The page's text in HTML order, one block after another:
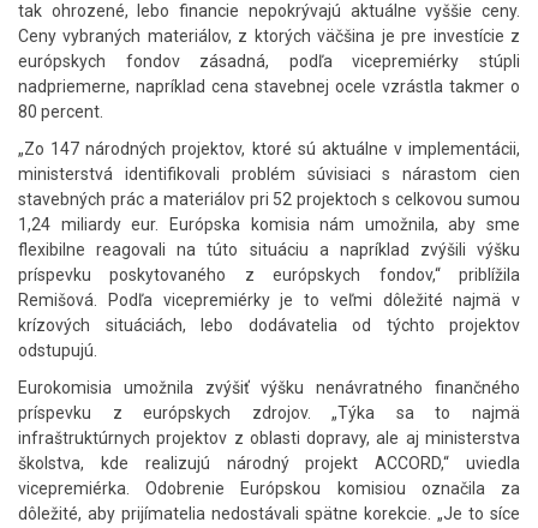
tak ohrozené, lebo financie nepokrývajú aktuálne vyššie ceny.
Ceny vybraných materiálov, z ktorých väčšina je pre investície z
európskych fondov zásadná, podľa vicepremiérky stúpli
nadpriemerne, napríklad cena stavebnej ocele vzrástla takmer o
80 percent.
„Zo 147 národných projektov, ktoré sú aktuálne v implementácii,
ministerstvá identifikovali problém súvisiaci s nárastom cien
stavebných prác a materiálov pri 52 projektoch s celkovou sumou
1,24 miliardy eur. Európska komisia nám umožnila, aby sme
flexibilne reagovali na túto situáciu a napríklad zvýšili výšku
príspevku poskytovaného z európskych fondov,“ priblížila
Remišová. Podľa vicepremiérky je to veľmi dôležité najmä v
krízových situáciách, lebo dodávatelia od týchto projektov
odstupujú.
Eurokomisia umožnila zvýšiť výšku nenávratného finančného
príspevku z európskych zdrojov. „Týka sa to najmä
infraštruktúrnych projektov z oblasti dopravy, ale aj ministerstva
školstva, kde realizujú národný projekt ACCORD,“ uviedla
vicepremiérka. Odobrenie Európskou komisiou označila za
dôležité, aby prijímatelia nedostávali spätne korekcie. „Je to síce